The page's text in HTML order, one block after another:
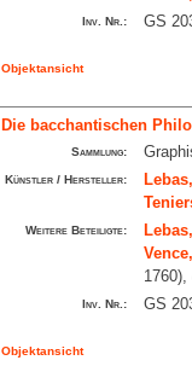
Inv. Nr.: GS
Objektansicht
Die bacchantischen
Sammlung:
Künstler / Hersteller:
Weitere Beteiligte:
1760),
Inv. Nr.: GS
Objektansicht